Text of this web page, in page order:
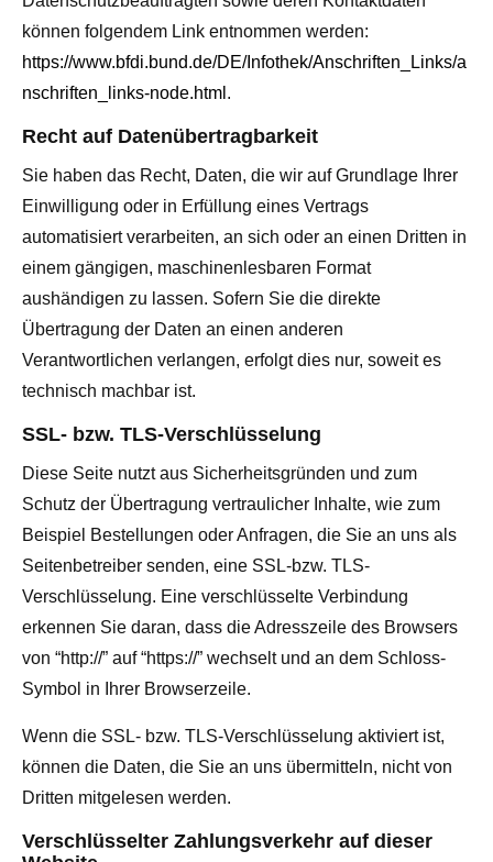
können folgendem Link entnommen werden:
https://www.bfdi.bund.de/DE/Infothek/Anschriften_Links/a
nschriften_links-node.html .
Recht auf Datenübertragbarkeit
Sie haben das Recht, Daten, die wir auf Grundlage Ihrer
Einwilligung oder in Erfüllung eines Vertrags
automatisiert verarbeiten, an sich oder an einen Dritten in
einem gängigen, maschinenlesbaren Format
aushändigen zu lassen. Sofern Sie die direkte
Übertragung der Daten an einen anderen
Verantwortlichen verlangen, erfolgt dies nur, soweit es
technisch machbar ist.
SSL- bzw. TLS-Verschlüsselung
Diese Seite nutzt aus Sicherheitsgründen und zum
Schutz der Übertragung vertraulicher Inhalte, wie zum
Beispiel Bestellungen oder Anfragen, die Sie an uns als
Seitenbetreiber senden, eine SSL-bzw. TLS-
Verschlüsselung. Eine verschlüsselte Verbindung
erkennen Sie daran, dass die Adresszeile des Browsers
von “http://” auf “https://” wechselt und an dem Schloss-
Symbol in Ihrer Browserzeile.
Wenn die SSL- bzw. TLS-Verschlüsselung aktiviert ist,
können die Daten, die Sie an uns übermitteln, nicht von
Dritten mitgelesen werden.
Verschlüsselter Zahlungsverkehr auf dieser